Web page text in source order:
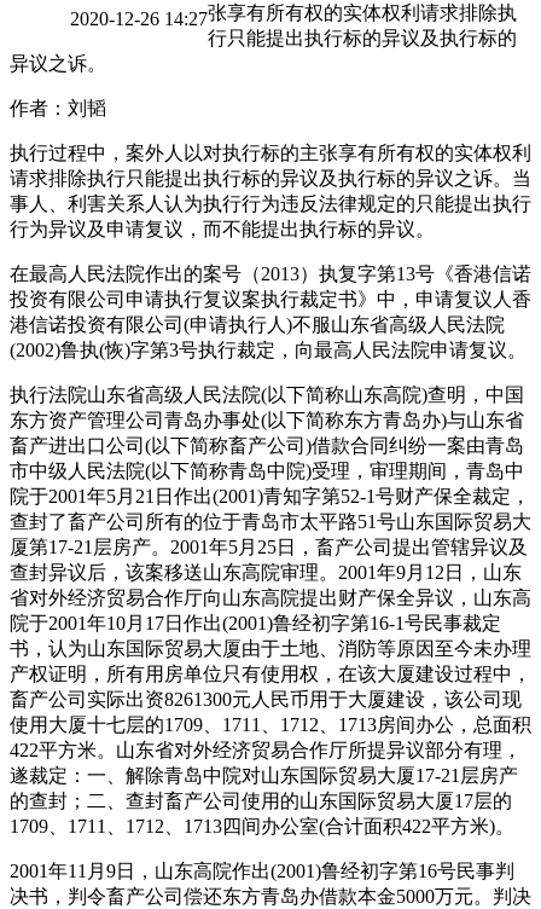
2020-12-26 14:27张享有所有权的实体权利请求排除执
行只能提出执行标的异议及执行标的
异议之诉。
作者：刘韬
执行过程中，案外人以对执行标的主张享有所有权的实体权利
请求排除执行只能提出执行标的异议及执行标的异议之诉。当
事人、利害关系人认为执行行为违反法律规定的只能提出执行
行为异议及申请复议，而不能提出执行标的异议。
在最高人民法院作出的案号（2013）执复字第13号《香港信诺
投资有限公司申请执行复议案执行裁定书》中，申请复议人香
港信诺投资有限公司(申请执行人)不服山东省高级人民法院
(2002)鲁执(恢)字第3号执行裁定，向最高人民法院申请复议。
执行法院山东省高级人民法院(以下简称山东高院)查明，中国
东方资产管理公司青岛办事处(以下简称东方青岛办)与山东省
畜产进出口公司(以下简称畜产公司)借款合同纠纷一案由青岛
市中级人民法院(以下简称青岛中院)受理，审理期间，青岛中
院于2001年5月21日作出(2001)青知字第52-1号财产保全裁定，
查封了畜产公司所有的位于青岛市太平路51号山东国际贸易大
厦第17-21层房产。2001年5月25日，畜产公司提出管辖异议及
查封异议后，该案移送山东高院审理。2001年9月12日，山东
省对外经济贸易合作厅向山东高院提出财产保全异议，山东高
院于2001年10月17日作出(2001)鲁经初字第16-1号民事裁定
书，认为山东国际贸易大厦由于土地、消防等原因至今未办理
产权证明，所有用房单位只有使用权，在该大厦建设过程中，
畜产公司实际出资8261300元人民币用于大厦建设，该公司现
使用大厦十七层的1709、1711、1712、1713房间办公，总面积
422平方米。山东省对外经济贸易合作厅所提异议部分有理，
遂裁定：一、解除青岛中院对山东国际贸易大厦17-21层房产
的查封；二、查封畜产公司使用的山东国际贸易大厦17层的
1709、1711、1712、1713四间办公室(合计面积422平方米)。
2001年11月9日，山东高院作出(2001)鲁经初字第16号民事判
决书，判令畜产公司偿还东方青岛办借款本金5000万元。判决